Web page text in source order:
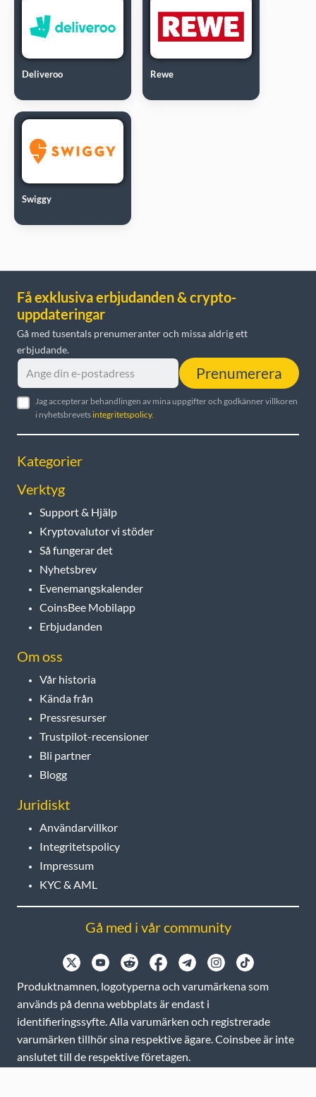
Deliveroo Rewe
Swiggy
Få exklusiva erbjudanden & crypto-
uppdateringar
Gå med tusentals prenumeranter och missa aldrig ett
erbjudande.
Prenumerera
Jag accepterar behandlingen av mina uppgifter och godkänner villkoren
i nyhetsbrevets integritetspolicy.
Kategorier
Verktyg
Support & Hjälp
Kryptovalutor vi stöder
Så fungerar det
Nyhetsbrev
Evenemangskalender
CoinsBee Mobilapp
Erbjudanden
Om oss
Vår historia
Kända från
Pressresurser
Trustpilot-recensioner
Bli partner
Blogg
Juridiskt
Användarvillkor
Integritetspolicy
Impressum
KYC & AML
Gå med i vår community
Produktnamnen, logotyperna och varumärkena som
används på denna webbplats är endast i
identifieringssyfte. Alla varumärken och registrerade
varumärken tillhör sina respektive ägare. Coinsbee är inte
anslutet till de respektive företagen.